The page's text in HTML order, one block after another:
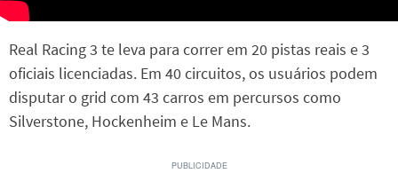
Real Racing 3 te leva para correr em 20 pistas reais e 3
oficiais licenciadas. Em 40 circuitos, os usuários podem
disputar o grid com 43 carros em percursos como
Silverstone, Hockenheim e Le Mans.